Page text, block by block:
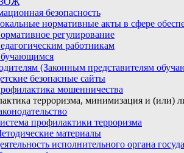
безопасность
нормативные акты в сфере
регулирование
работникам
(Законным представителям
безопасные сайты
мошенничества
терроризма, минимизация и (или)
профилактики терроризма
материалы
исполнительного органа